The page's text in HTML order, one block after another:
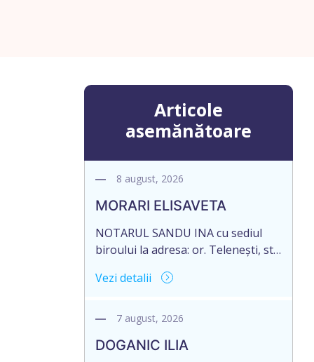
Articole
asemănătoare
8 august, 2026
MORARI ELISAVETA
NOTARUL SANDU INA cu sediul
biroului la adresa: or. Telenești, str.
anunță despre deschiderea
decesului cet. MORARI ELISAVETA,
personal 2005035073658, decedat/
Vezi detalii
7 august, 2026
DOGANIC ILIA